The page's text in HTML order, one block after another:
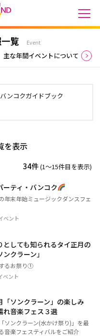
覧 Event
主な年間イベントについて
バンコクガイドブック
を表示
34件(1〜15件目を表示)
ーティ・バンコク
年末年始ミュージックダンスフェ
ベント
としても知られるタイ正月の
クラーン」
るお祭り①
ベント
「ソンクラーン」の楽しみ
れ音楽フェス３選
ソンクラーン(水かけ祭り)」を最
音楽フェスティバルをご紹介